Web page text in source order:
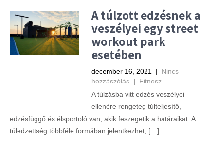
A túlzott edzésnek a
veszélyei egy street
workout park
esetében
december 16, 2021 | Nincs
hozzászólás | Fitnesz
A túlzásba vitt edzés veszélyei
ellenére rengeteg túlteljesítő,
edzésfüggő és élsportoló van, akik feszegetik a határaikat. A
túledzettség többféle formában jelentkezhet, […]